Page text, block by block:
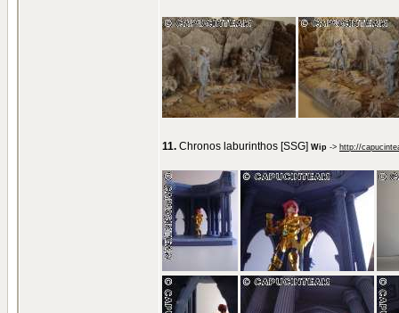
11. Chronos laburinthos [SSG] Wip -> http://